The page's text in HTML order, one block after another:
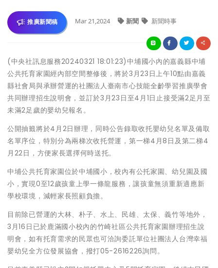
推廣新聞稿 Mar 21,2024 新聞 新聞時事
(中央社訊息服務20240321 18:01:23)中埔國小內的嘉義縣中埔
公共托育家園經內部空間整修後，將於3月23日上午10點由嘉義
縣社會局與承辦營運的社團法人臺南市心技能全齡學習推廣學會
共同辦理招生說明會，並訂於3月23日至4月1日止接受滿2足月至
未滿2足歲的嬰幼兒報名。
公開抽籤將於4月2日辦理，同時公告錄取收托嬰幼兒名單及備取
名單序位，特別分為兩梯次收托營運，第一梯4月8日及第二梯4
月22日，方便家長選擇何時送托。
中埔公共托育家園位於中埔國小，校內有公托家園、幼兒園及國
小，實現0至12歲孩童上學一條龍服務，讓孩童無須重新適應新
學校環境，減輕家長照顧負擔。
目前除已營運的大林、朴子、水上、民雄、太保、義竹等地外，
3月16日已於鹿滿國小校內的竹崎社區公共托育家園辦理招生說
明會，如有托育需求的民眾也可洽詢委託單位社團法人台灣幸福
嬰幼兒全方位發展協會，撥打05-2616226詢問。